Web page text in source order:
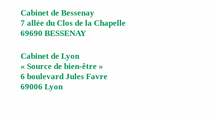
Cabinet de Bessenay
7 allée du Clos de la Chapelle
69690 BESSENAY
Cabinet de Lyon
« Source de bien-être »
6 boulevard Jules Favre
69006 Lyon